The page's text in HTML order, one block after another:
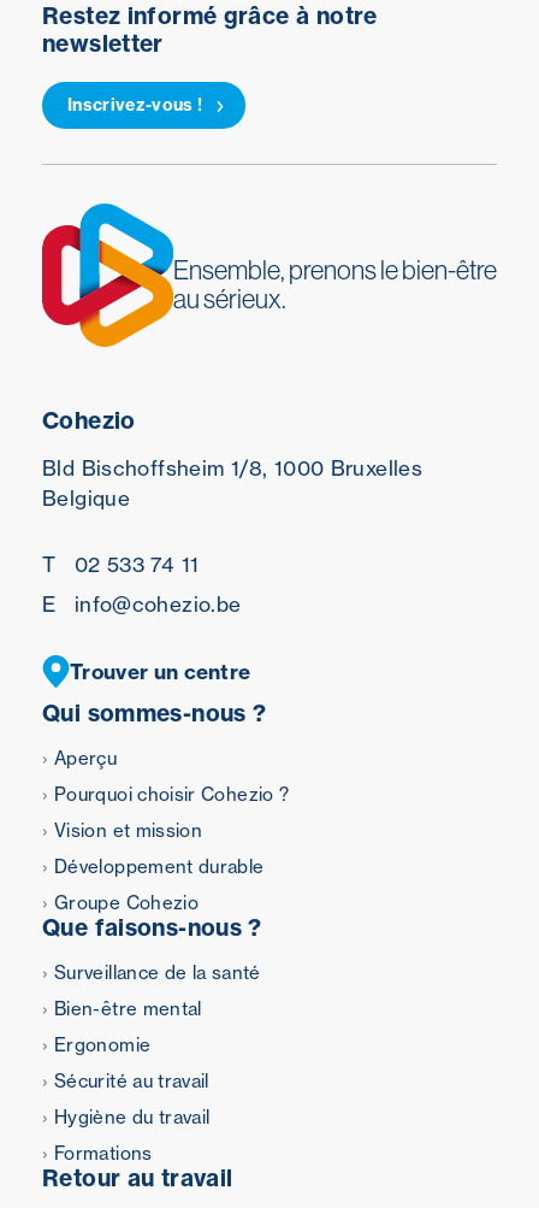
Restez informé grâce à notre
newsletter
Inscrivez-vous !
Ensemble, prenons le bien-être
au sérieux.
Qui sommes-nous ?
Aperçu
Pourquoi choisir Cohezio ?
Vision et mission
Développement durable
Groupe Cohezio
Que faisons-nous ?
Surveillance de la santé
Bien-être mental
Ergonomie
Sécurité au travail
Hygiène du travail
Formations
Retour au travail
Cohezio
Bld Bischoffsheim 1/8, 1000 Bruxelles
Belgique
T
02 533 74 11
E
info@cohezio.be
Trouver un centre